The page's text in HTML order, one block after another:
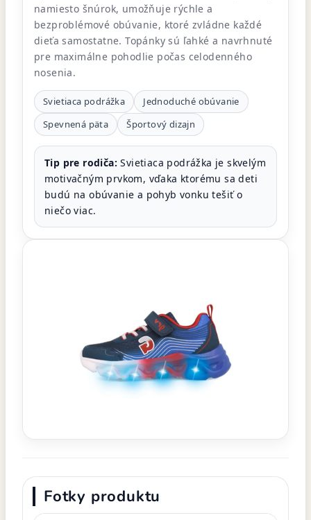
namiesto šnúrok, umožňuje rýchle a
bezproblémové obúvanie, ktoré zvládne každé
dieťa samostatne. Topánky sú ľahké a navrhnuté
pre maximálne pohodlie počas celodenného
nosenia.
Svietiaca podrážka
Jednoduché obúvanie
Spevnená päta
Športový dizajn
Tip pre rodiča: Svietiaca podrážka je skvelým
motivačným prvkom, vďaka ktorému sa deti
budú na obúvanie a pohyb vonku tešiť o
niečo viac.
Fotky produktu